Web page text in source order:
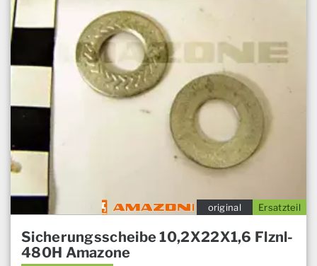
Ersatzteil
original
Sicherungsscheibe 10,2X22X1,6 Flznl-
480H Amazone